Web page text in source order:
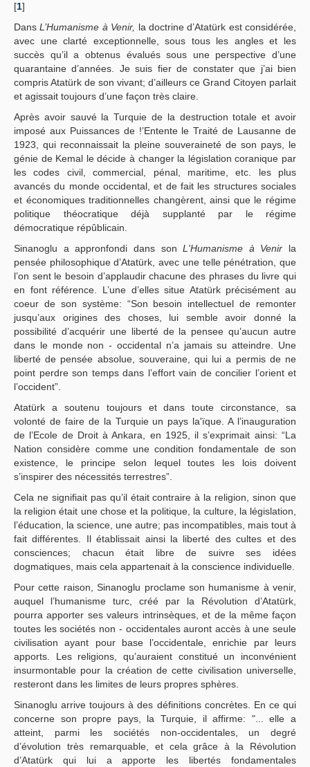
[1]
DansL’Humanisme à Venir, la doctrine d’Atatürk est considérée,
avec une clarté exceptionnelle, sous tous les angles et les
succès qu’il a obtenus évalués sous une perspective d’une
quarantaine d’années. Je suis fier de constater que j’ai bien
compris Atatürk de son vivant; d’ailleurs ce Grand Citoyen parlait
et agissait toujours d’une façon très claire.
Après avoir sauvé la Turquie de la destruction totale et avoir
imposé aux Puissances de !’Entente le Traité de Lausanne de
1923, qui reconnaissait la pleine souveraineté de son pays, le
génie de Kemal le décide à changer la législation coranique par
les codes civil, commercial, pénal, maritime, etc. les plus
avancés du monde occidental, et de fait les structures sociales
et économiques traditionnelles changèrent, ainsi que le régime
politique théocratique déjà supplanté par le régime
démocratique répûblicain.
Sinanoglu a appronfondi dans sonL'Humanisme à Venir la
pensée philosophique d’Atatürk, avec une telle pénétration, que
l’on sent le besoin d’applaudir chacune des phrases du livre qui
en font référence. L’une d’elles situe Atatürk précisément au
coeur de son système: “Son besoin intellectuel de remonter
jusqu’aux origines des choses, lui semble avoir donné la
possibilité d’acquérir une liberté de la pensee qu’aucun autre
dans le monde non - occidental n’a jamais su atteindre. Une
liberté de pensée absolue, souveraine, qui lui a permis de ne
point perdre son temps dans l’effort vain de concilier l’orient et
l’occident”.
Atatürk a soutenu toujours et dans toute circonstance, sa
volonté de faire de la Turquie un pays la'ïque. A l’inauguration
de l’Ecole de Droit à Ankara, en 1925, il s’exprimait ainsi: “La
Nation considère comme une condition fondamentale de son
existence, le principe selon lequel toutes les lois doivent
s’inspirer des nécessités terrestres”.
Cela ne signifiait pas qu’il était contraire à la religion, sinon que
la religion était une chose et la politique, la culture, la législation,
l’éducation, la science, une autre; pas incompatibles, mais tout à
fait différentes. Il établissait ainsi la liberté des cultes et des
consciences; chacun était libre de suivre ses idées
dogmatiques, mais cela appartenait à la conscience individuelle.
Pour cette raison, Sinanoglu proclame son humanisme à venir,
auquel l’humanisme turc, créé par la Révolution d’Atatürk,
pourra apporter ses valeurs intrinsèques, et de la même façon
toutes les sociétés non - occidentales auront accès à une seule
civilisation ayant pour base l’occidentale, enrichie par leurs
apports. Les religions, qu’auraient constitué un inconvénient
insurmontable pour la création de cette civilisation universelle,
resteront dans les limites de leurs propres sphères.
Sinanoglu arrive toujours à des définitions concrètes. En ce qui
concerne son propre pays, la Turquie, il affirme: "... elle a
atteint, parmi les sociétés non-occidentales, un degré
d’évolution très remarquable, et cela grâce à la Révolution
d’Atatürk qui lui a apporte les libertés fondamentales